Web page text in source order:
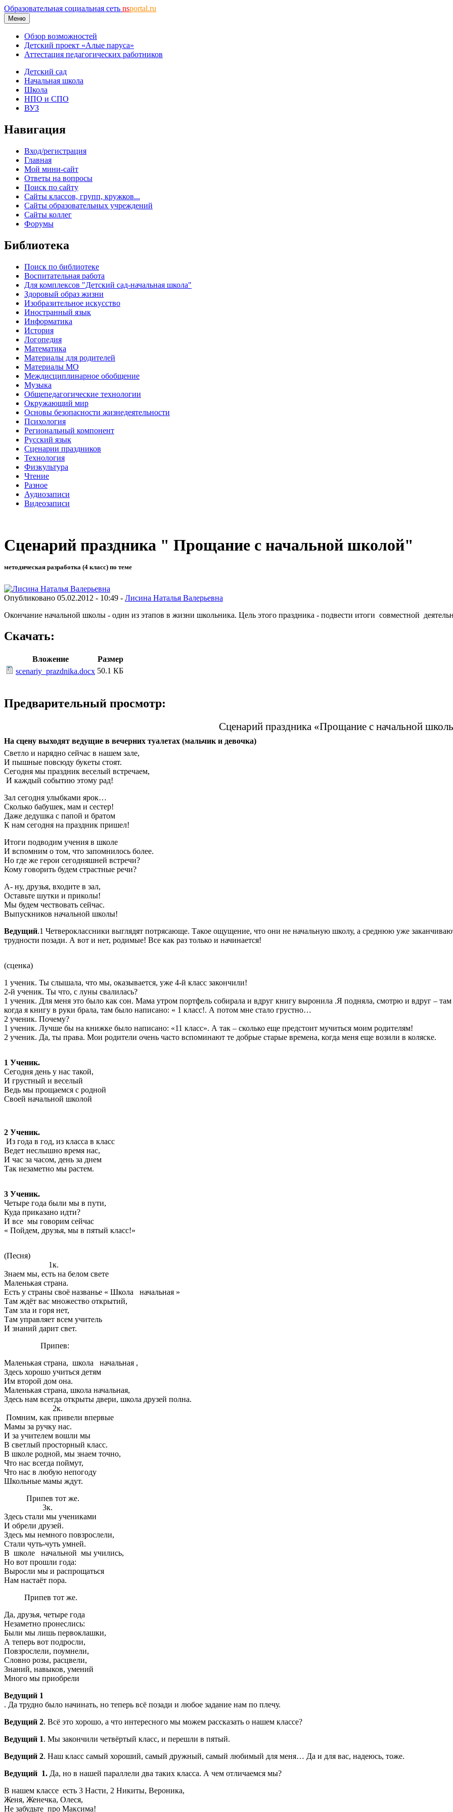
Образовательная социальная сеть nsportal.ru
Меню
Обзор возможностей
Детский проект «Алые паруса»
Аттестация педагогических работников
Детский сад
Начальная школа
Школа
НПО и СПО
ВУЗ
Навигация
Вход/регистрация
Главная
Мой мини-сайт
Ответы на вопросы
Поиск по сайту
Сайты классов, групп, кружков...
Сайты образовательных учреждений
Сайты коллег
Форумы
Библиотека
Поиск по библиотеке
Воспитательная работа
Для комплексов "Детский сад-начальная школа"
Здоровый образ жизни
Изобразительное искусство
Иностранный язык
Информатика
История
Логопедия
Математика
Материалы для родителей
Материалы МО
Междисциплинарное обобщение
Музыка
Общепедагогические технологии
Окружающий мир
Основы безопасности жизнедеятельности
Психология
Региональный компонент
Русский язык
Сценарии праздников
Технология
Физкультура
Чтение
Разное
Аудиозаписи
Видеозаписи
Сценарий праздника " Прощание с начальной школой"
методическая разработка (4 класс) по теме
Опубликовано 05.02.2012 - 10:49 - Лисина Наталья Валерьевна
Окончание начальной школы - один из этапов в жизни школьника. Цель этого праздника - подвести итоги совместной
Скачать:
Вложение
Размер
scenariy_prazdnika.docx 50.1 КБ
Предварительный просмотр:
Сценарий праздника «Прощание с начальной
На сцену выходят ведущие в вечерних туалетах (мальчик и девочка)
Светло и нарядно сейчас в нашем зале,
И пышные повсюду букеты стоят.
Сегодня мы праздник веселый встречаем,
И каждый событию этому рад!
Зал сегодня улыбками ярок…
Сколько бабушек, мам и сестер!
Даже дедушка с папой и братом
К нам сегодня на праздник пришел!
Итоги подводим учения в школе
И вспомним о том, что запомнилось более.
Но где же герои сегодняшней встречи?
Кому говорить будем страстные речи?
А- ну, друзья, входите в зал,
Оставьте шутки и приколы!
Мы будем чествовать сейчас.
Выпускников начальной школы!
Ведущий.1 Четвероклассники выглядят потрясающе. Такое ощущение, что они не начальную школу, а среднюю уже
трудности позади. А вот и нет, родимые! Все как раз только и начинается!
(сценка)
1 ученик. Ты слышала, что мы, оказывается, уже 4-й класс закончили!
2-й ученик. Ты что, с луны свалилась?
1 ученик. Для меня это было как сон. Мама утром портфель собирала и вдруг книгу выронила .Я подняла, смотрю и вдруг –
когда я книгу в руки брала, там было написано: « 1 класс!. А потом мне стало грустно…
2 ученик. Почему?
1 ученик. Лучше бы на книжке было написано: «11 класс». А так – сколько еще предстоит мучиться моим родителям!
2 ученик. Да, ты права. Мои родители очень часто вспоминают те добрые старые времена, когда меня еще возили в коляске.
1 Ученик.
Сегодня день у нас такой,
И грустный и веселый
Ведь мы прощаемся с родной
Своей начальной школой
2 Ученик.
Из года в год, из класса в класс
Ведет неслышно время нас,
И час за часом, день за днем
Так незаметно мы растем.
3 Ученик.
Четыре года были мы в пути,
Куда приказано идти?
И все мы говорим сейчас
« Пойдем, друзья, мы в пятый класс!»
(Песня)
1к.
Знаем мы, есть на белом свете
Маленькая страна.
Есть у страны своё названье « Школа начальная »
Там ждёт вас множество открытий,
Там зла и горя нет,
Там управляет всем учитель
И знаний дарит свет.
Припев:
Маленькая страна, школа начальная ,
Здесь хорошо учиться детям
Им второй дом она.
Маленькая страна, школа начальная,
Здесь нам всегда открыты двери, школа друзей полна.
2к.
Помним, как привели впервые
Мамы за ручку нас.
И за учителем вошли мы
В светлый просторный класс.
В школе родной, мы знаем точно,
Что нас всегда поймут,
Что нас в любую непогоду
Школьные мамы ждут.
Припев тот же.
3к.
Здесь стали мы учениками
И обрели друзей.
Здесь мы немного повзрослели,
Стали чуть-чуть умней.
В школе начальной мы учились,
Но вот прошли года:
Выросли мы и распрощаться
Нам настаёт пора.
Припев тот же.
Да, друзья, четыре года
Незаметно пронеслись:
Были мы лишь первоклашки,
А теперь вот подросли,
Повзрослели, поумнели,
Словно розы, расцвели,
Знаний, навыков, умений
Много мы приобрели
Ведущий 1
. Да трудно было начинать, но теперь всё позади и любое задание нам по плечу.
Ведущий 2. Всё это хорошо, а что интересного мы можем рассказать о нашем классе?
Ведущий 1. Мы закончили четвёртый класс, и перешли в пятый.
Ведущий 2. Наш класс самый хороший, самый дружный, самый любимый для меня… Да и для вас, надеюсь, тоже.
Ведущий 1. Да, но в нашей параллели два таких класса. А чем отличаемся мы?
В нашем классе есть 3 Насти, 2 Никиты, Вероника,
Женя, Женечка, Олеся,
Не забудьте про Максима!